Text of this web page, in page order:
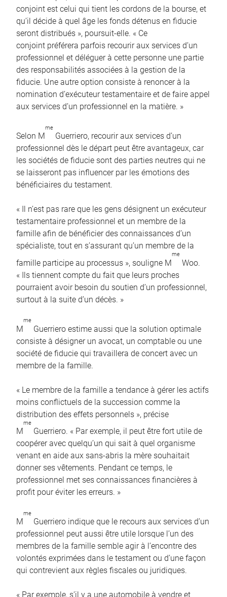
conjoint est celui qui tient les cordons de la bourse, et
qu’il décide à quel âge les fonds détenus en fiducie
seront distribués », poursuit-elle. « Ce
conjoint préférera parfois recourir aux services d’un
professionnel et déléguer à cette personne une partie
des responsabilités associées à la gestion de la
fiducie. Une autre option consiste à renoncer à la
nomination d’exécuteur testamentaire et de faire appel
aux services d’un professionnel en la matière. »
Selon M
me
Guerriero, recourir aux services d’un
professionnel dès le départ peut être avantageux, car
les sociétés de fiducie sont des parties neutres qui ne
se laisseront pas influencer par les émotions des
bénéficiaires du testament.
« Il n’est pas rare que les gens désignent un exécuteur
testamentaire professionnel et un membre de la
famille afin de bénéficier des connaissances d’un
spécialiste, tout en s’assurant qu’un membre de la
famille participe au processus », souligne M
me
Woo.
« Ils tiennent compte du fait que leurs proches
pourraient avoir besoin du soutien d’un professionnel,
surtout à la suite d’un décès. »
M
me
Guerriero estime aussi que la solution optimale
consiste à désigner un avocat, un comptable ou une
société de fiducie qui travaillera de concert avec un
membre de la famille.
« Le membre de la famille a tendance à gérer les actifs
moins conflictuels de la succession comme la
distribution des effets personnels », précise
M
me
Guerriero. « Par exemple, il peut être fort utile de
coopérer avec quelqu’un qui sait à quel organisme
venant en aide aux sans-abris la mère souhaitait
donner ses vêtements. Pendant ce temps, le
professionnel met ses connaissances financières à
profit pour éviter les erreurs. »
M
me
Guerriero indique que le recours aux services d’un
professionnel peut aussi être utile lorsque l’un des
membres de la famille semble agir à l’encontre des
volontés exprimées dans le testament ou d’une façon
qui contrevient aux règles fiscales ou juridiques.
« Par exemple, s’il y a une automobile à vendre et